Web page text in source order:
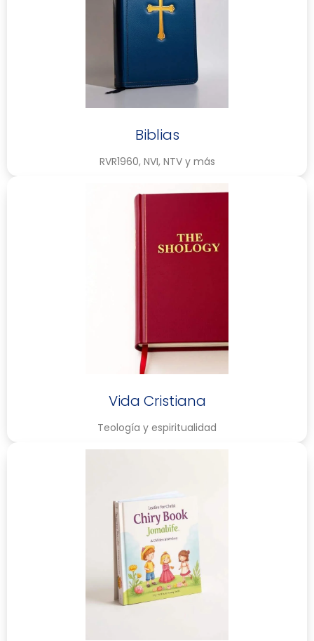
Biblias
RVR1960, NVI, NTV y más
Vida Cristiana
Teología y espiritualidad